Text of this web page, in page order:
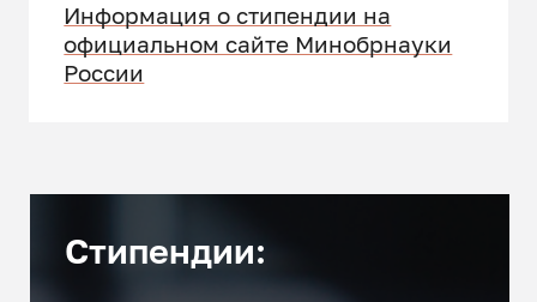
Информация о стипендии на
официальном сайте Минобрнауки
России
Стипендии: